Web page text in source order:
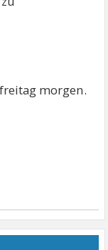
morgen.